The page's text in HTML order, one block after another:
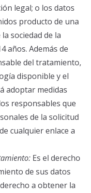
legal; o los datos
producto de una
sociedad de la
años. Además de
del tratamiento,
disponible y el
adoptar medidas
responsables que
de la solicitud
cualquier enlace a
Es el derecho
de sus datos
a obtener la